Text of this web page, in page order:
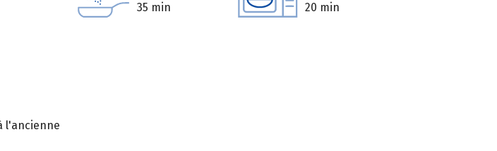
35 min 20 min
l'ancienne